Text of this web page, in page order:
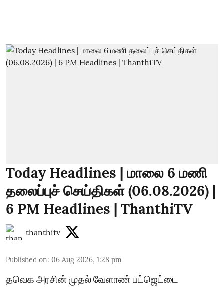
Today Headlines | மாலை 6 மணி
தலைப்புச் செய்திகள் (06.08.2026) |
6 PM Headlines | ThanthiTV
thanthitv
Published on: 06 Aug 2026, 1:28 pm
தவெக அரசின் முதல் வேளாண் பட்ஜெட்டை